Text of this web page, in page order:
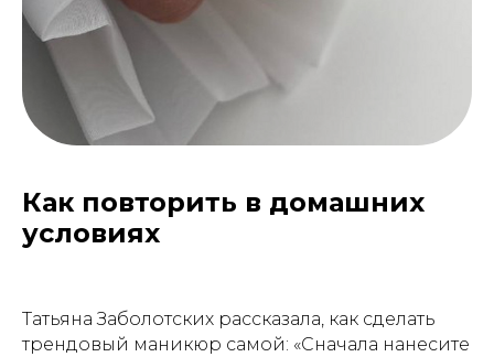
Как повторить в домашних
условиях
Татьяна Заболотских рассказала, как сделать
трендовый маникюр самой: «Сначала нанесите